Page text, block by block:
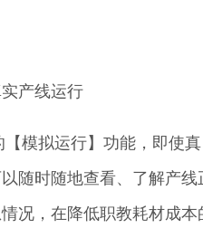
产线运行
模拟运行】功能，即使真
随时随地查看、了解产线
况，在降低职教耗材成本